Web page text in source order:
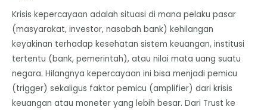
Krisis kepercayaan adalah situasi di mana pelaku pasar
(masyarakat, investor, nasabah bank) kehilangan
keyakinan terhadap kesehatan sistem keuangan, institusi
tertentu (bank, pemerintah), atau nilai mata uang suatu
negara. Hilangnya kepercayaan ini bisa menjadi pemicu
(trigger) sekaligus faktor pemicu (amplifier) dari krisis
keuangan atau moneter yang lebih besar. Dari Trust ke